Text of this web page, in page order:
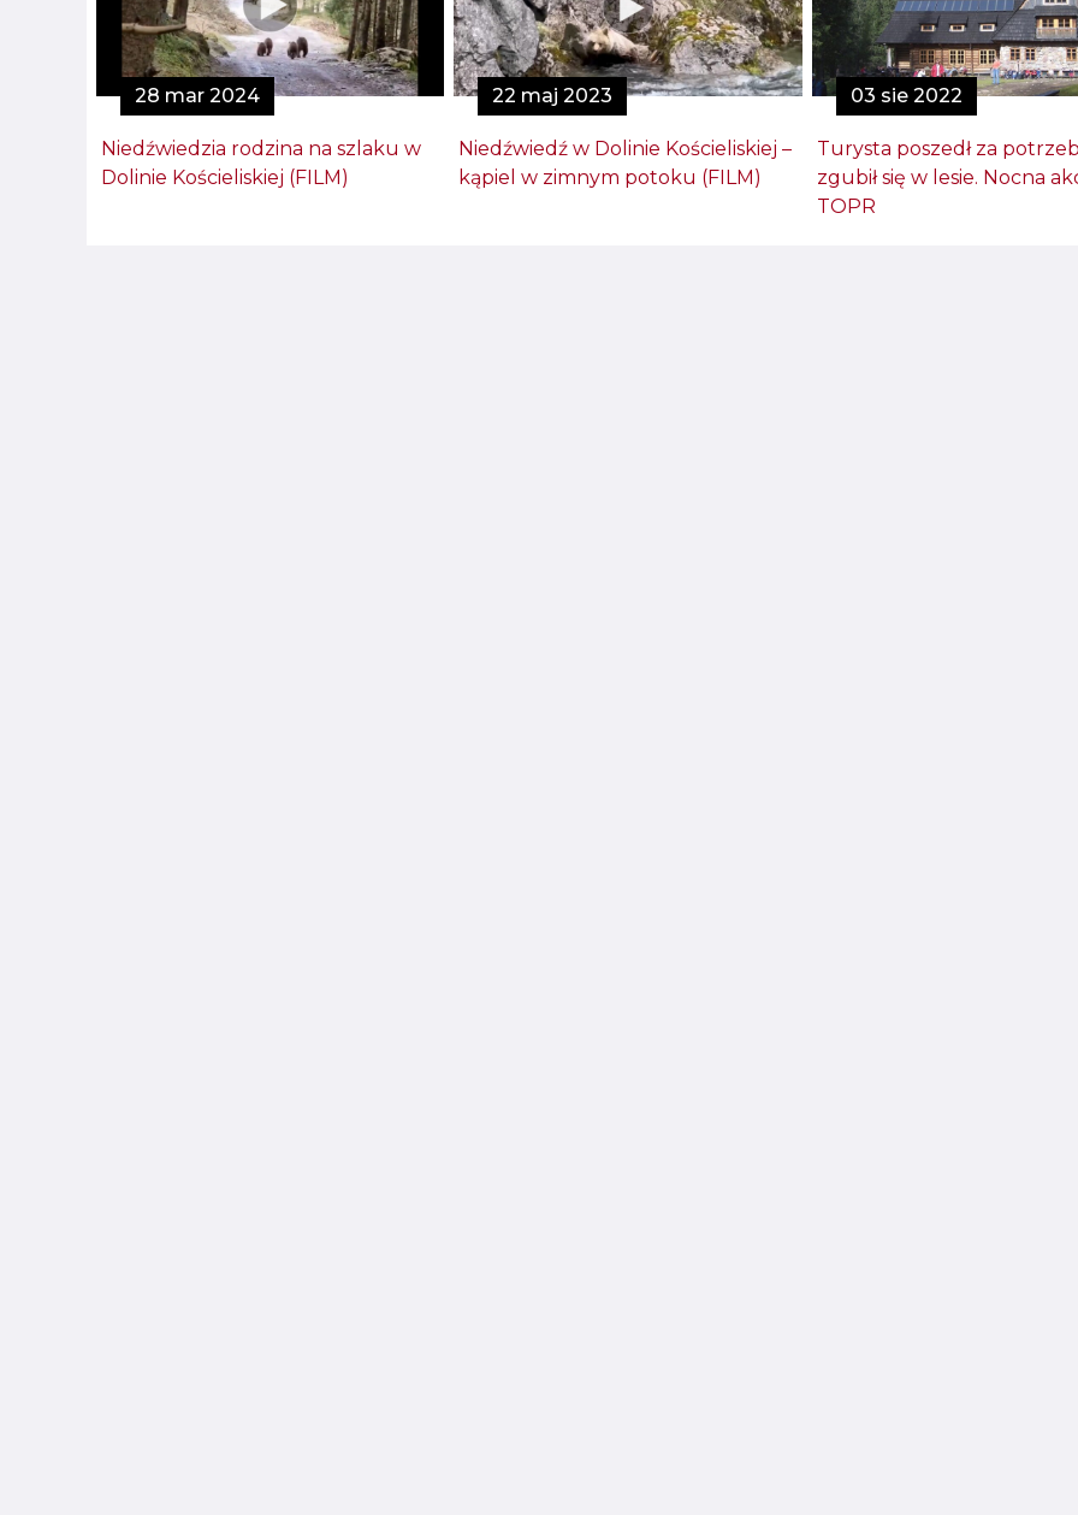
28 mar 2024
Niedźwiedzia rodzina na szlaku w
Dolinie Kościeliskiej (FILM)
22 maj 2023
Niedźwiedź w Dolinie Kościeliskiej –
kąpiel w zimnym potoku (FILM)
03 sie 2022
Turysta poszedł za
zgubił się w lesie. Nocna
TOPR